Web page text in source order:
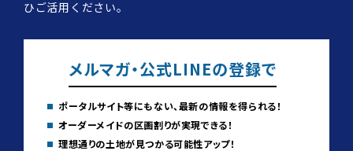
ひご活用ください。
メルマガ・公式LINEの登録で
ポータルサイト等にもない、最新の情報を得られる！
オーダーメイドの区画割りが実現できる！
理想通りの土地が見つかる可能性アップ！